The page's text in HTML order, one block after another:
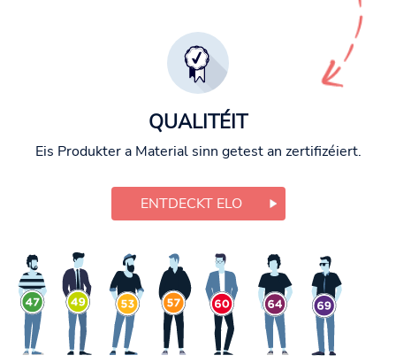
QUALITÉIT
Eis Produkter a Material sinn getest an zertifizéiert.
ENTDECKT ELO